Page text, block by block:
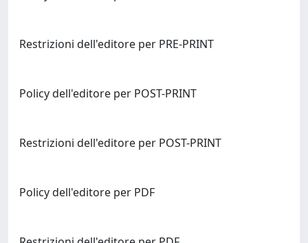
Restrizioni dell'editore per PRE-PRINT
Policy dell'editore per POST-PRINT
Restrizioni dell'editore per POST-PRINT
Policy dell'editore per PDF